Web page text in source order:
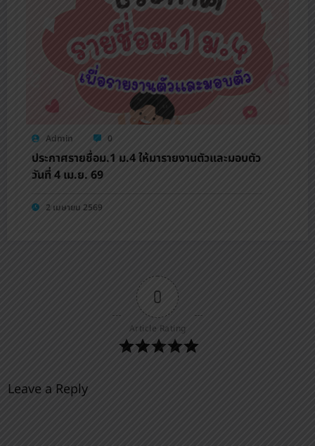
Admin 0
ประกาศรายชื่อม.1 ม.4 ให้มารายงานตัวและมอบตัว
วันที่ 4 เม.ย. 69
2 เมษายน 2569
0
Article Rating
Leave a Reply